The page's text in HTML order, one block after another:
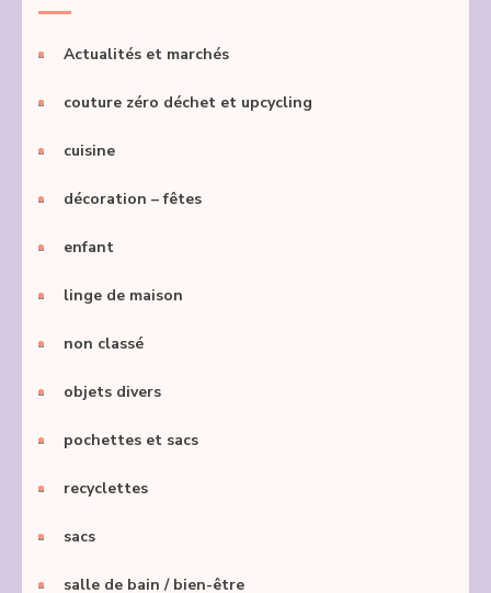
Actualités et marchés
couture zéro déchet et upcycling
cuisine
décoration – fêtes
enfant
linge de maison
non classé
objets divers
pochettes et sacs
recyclettes
sacs
salle de bain / bien-être